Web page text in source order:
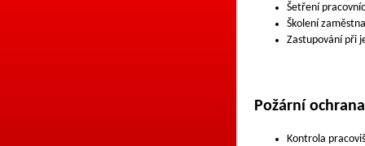
Šetření
Školení
Zastupování při
Požární ochrana
Kontrola